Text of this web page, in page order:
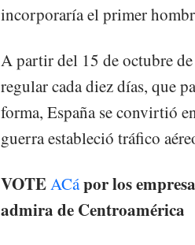
incorporaría el primer
A partir del 15 de octubre
regular cada diez días, que
forma, España se convirtió
guerra estableció tráfico
VOTEACápor los
admira de Centroamérica